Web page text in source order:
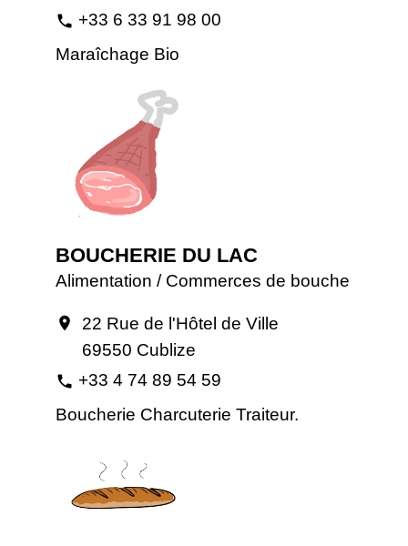
phone +33 6 33 91 98 00
Maraîchage Bio
BOUCHERIE DU LAC
Alimentation / Commerces de bouche
location_on
22 Rue de l'Hôtel de Ville
69550 Cublize
phone +33 4 74 89 54 59
Boucherie Charcuterie Traiteur.